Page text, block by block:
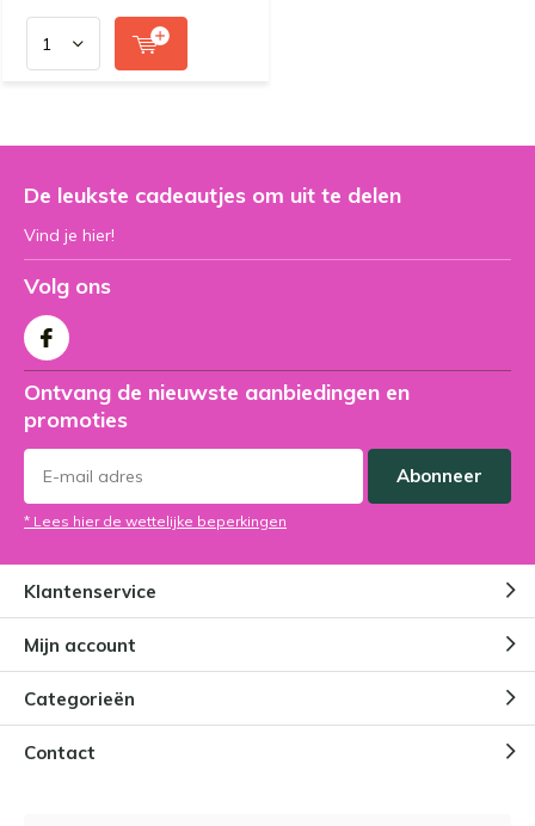
De leukste cadeautjes om uit te delen
Vind je hier!
Volg ons
Ontvang de nieuwste aanbiedingen en
promoties
Abonneer
* Lees hier de wettelijke beperkingen
Klantenservice
Mijn account
Categorieën
Contact